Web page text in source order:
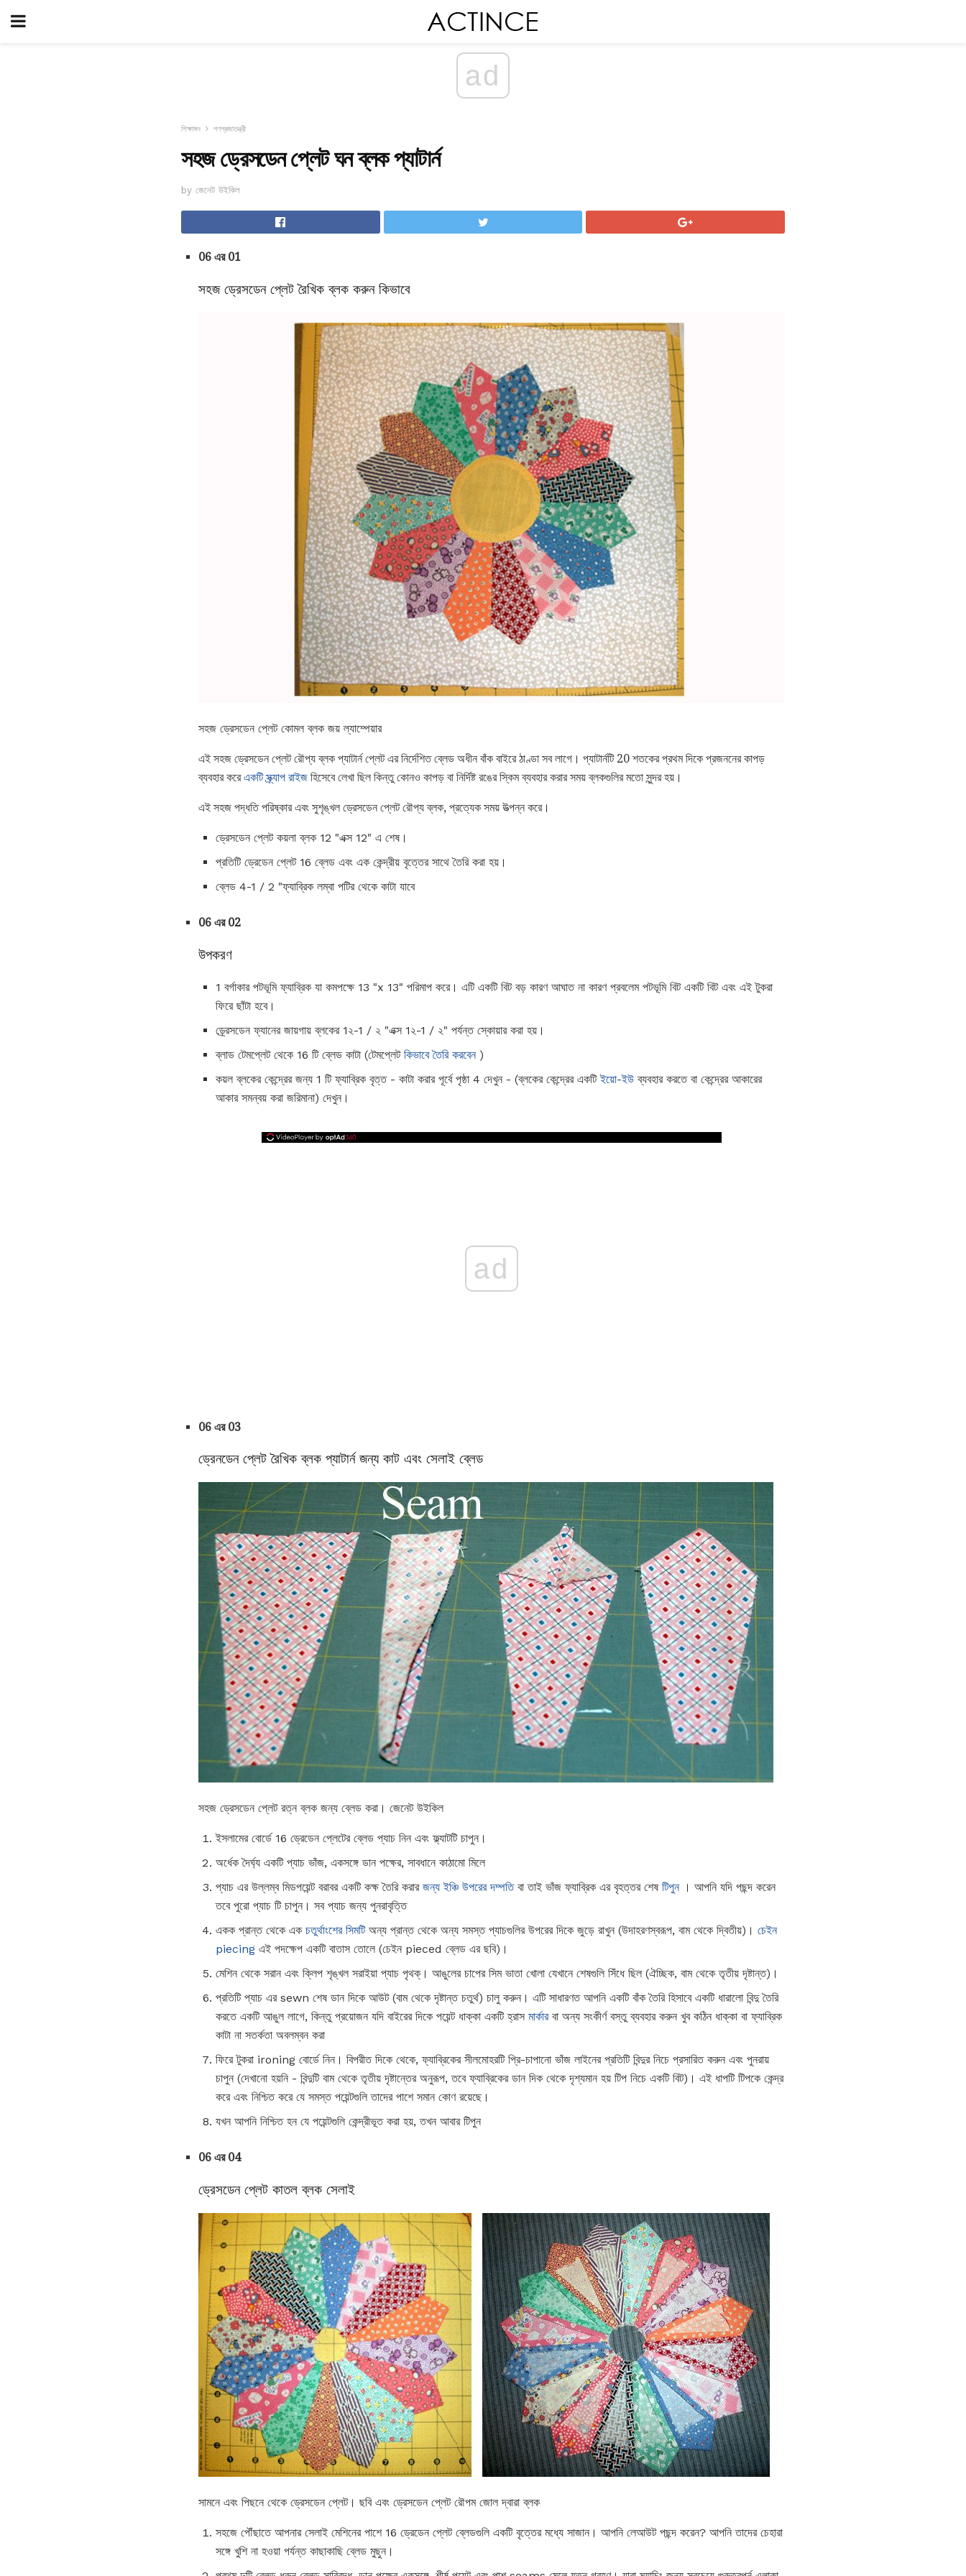
ad
শিক্ষাঙ্গন গণপ্রজাতন্ত্রী
সহজ ড্রেসডেন প্লেট ঘন ব্লক প্যাটার্ন
by জেনেট উইকিল
06 এর 01
সহজ ড্রেসডেন প্লেট রৈখিক ব্লক করুন কিভাবে
সহজ ড্রেসডেন প্লেট কোমল ব্লক জয় ল্যাম্পেয়ার
এই সহজ ড্রেসডেন প্লেট রৌপ্য ব্লক প্যাটার্ন প্লেট এর নির্দেশিত ব্লেড অধীন বাঁক বাইরে ঠাণ্ডা সব লাগে। প্যাটার্নটি 20 শতকের প্রথম দিকে প্রজননের কাপড়
ব্যবহার করেএকটি স্ক্র্যাপ রাইজ হিসেবে লেখা ছিল কিন্তু কোনও কাপড় বা নির্দিষ্ট রঙের স্কিম ব্যবহার করার সময় ব্লকগুলির মতো সুন্দর হয়।
এই সহজ পদ্ধতি পরিষ্কার এবং সুশৃঙ্খল ড্রেসডেন প্লেট রৌপ্য ব্লক, প্রত্যেক সময় উত্পন্ন করে।
ড্রেসডেন প্লেট কয়লা ব্লক 12 "এক্স 12" এ শেষ।
প্রতিটি ড্রেডেন প্লেট 16 ব্লেড এবং এক কেন্দ্রীয় বৃত্তের সাথে তৈরি করা হয়।
ব্লেড 4-1 / 2 "ফ্যাব্রিক লম্বা পটির থেকে কাটা যাবে
06 এর 02
উপকরণ
1 বর্গাকার পটভূমি ফ্যাব্রিক যা কমপক্ষে 13 "x 13" পরিমাপ করে। এটি একটি বিট বড় কারণ আঘাত না কারণ প্রবলেম পটভূমি বিট একটি বিট এবং এই টুকরা
ফিরে ছাঁটা হবে।
ড্র্রেসডেন ফ্যানের জায়গায় ব্লকের 1২-1 / ২ "এক্স 1২-1 / ২" পর্যন্ত স্কোয়ার করা হয়।
ব্লাড টেমপ্লেট থেকে 16 টি ব্লেড কাটা (টেমপ্লেট কিভাবে তৈরি করবেন)
কয়ল ব্লকের কেন্দ্রের জন্য 1 টি ফ্যাব্রিক বৃত্ত - কাটা করার পূর্বে পৃষ্ঠা 4 দেখুন - (ব্লকের কেন্দ্রের একটিইয়ো-ইউ ব্যবহার করতে বা কেন্দ্রের আকারের
আকার সমন্বয় করা জরিমানা) দেখুন।
ad
06 এর 03
ড্রেনডেন প্লেট রৈখিক ব্লক প্যাটার্ন জন্য কাট এবং সেলাই ব্লেড
সহজ ড্রেসডেন প্লেট রত্ন ব্লক জন্য ব্লেড করা। জেনেট উইকিল
ইসলামের বোর্ডে 16 ড্রেডেন প্লেটের ব্লেড প্যাচ নিন এবং ফ্ল্যাটটি চাপুন।
অর্ধেক দৈর্ঘ্য একটি প্যাচ ভাঁজ, একসঙ্গে ডান পক্ষের, সাবধানে কাঠামো মিলে
প্যাচ এর উল্লম্ব মিডপয়েন্ট বরাবর একটি কক্ষ তৈরি করার জন্য ইঞ্চি উপরের দম্পতিবা তাই ভাঁজ ফ্যাব্রিক এর বৃহত্তর শেষ টিপুন। আপনি যদি পছন্দ করেন
তবে পুরো প্যাচ টি চাপুন। সব প্যাচ জন্য পুনরাবৃত্তি
একক প্রান্ত থেকে এক চতুর্থাংশের সিমটিঅন্য প্রান্ত থেকে অন্য সমস্ত প্যাচগুলির উপরের দিকে জুড়ে রাখুন (উদাহরণস্বরূপ, বাম থেকে দ্বিতীয়)। চেইন
piecing এই পদক্ষেপ একটি বাতাস তোলে (চেইন pieced ব্লেড এর ছবি)।
মেশিন থেকে সরান এবং ক্লিপ শৃঙ্খল সরাইয়া প্যাচ পৃথক্। আঙুলের চাপের সিম ভাতা খোলা যেখানে শেষগুলি সিঁধে ছিল (ঐচ্ছিক, বাম থেকে তৃতীয় দৃষ্টান্ত)।
প্রতিটি প্যাচ এর sewn শেষ ডান দিকে আউট (বাম থেকে দৃষ্টান্ত চতুর্থ) চালু করুন। এটি সাধারণত আপনি একটি বাঁক তৈরি হিসাবে একটি ধারালো বিন্দু তৈরি
করতে একটি আঙুল লাগে, কিন্তু প্রয়োজন যদি বাইরের দিকে পয়েন্ট ধাক্কা একটি হ্রাস মার্কারবা অন্য সংকীর্ণ বস্তু ব্যবহার করুন খুব কঠিন ধাক্কা বা ফ্যাব্রিক
কাটা না সতর্কতা অবলম্বন করা
ফিরে টুকরা ironing বোর্ডে নিন। বিপরীত দিকে থেকে, ফ্যাব্রিকের সীলমোহরটি প্রি-চাপানো ভাঁজ লাইনের প্রতিটি বিন্দুর নিচে প্রসারিত করুন এবং পুনরায়
চাপুন (দেখানো হয়নি - বিন্দুটি বাম থেকে তৃতীয় দৃষ্টান্তের অনুরূপ, তবে ফ্যাব্রিকের ডান দিক থেকে দৃশ্যমান হয় টিপ নিচে একটি বিট)। এই ধাপটি টিপকে কেন্দ্র
করে এবং নিশ্চিত করে যে সমস্ত পয়েন্টগুলি তাদের পাশে সমান কোণ রয়েছে।
যখন আপনি নিশ্চিত হন যে পয়েন্টগুলি কেন্দ্রীভূত করা হয়, তখন আবার টিপুন
06 এর 04
ড্রেসডেন প্লেট কাতল ব্লক সেলাই
সামনে এবং পিছনে থেকে ড্রেসডেন প্লেট। ছবি এবং ড্রেসডেন প্লেট রৌপম জোল দ্বারা ব্লক
সহজে পৌঁছাতে আপনার সেলাই মেশিনের পাশে 16 ড্রেডেন প্লেট ব্লেডগুলি একটি বৃত্তের মধ্যে সাজান। আপনি লেআউট পছন্দ করেন? আপনি তাদের চেহারা
সঙ্গে খুশি না হওয়া পর্যন্ত কাছাকাছি ব্লেড মুছুন।